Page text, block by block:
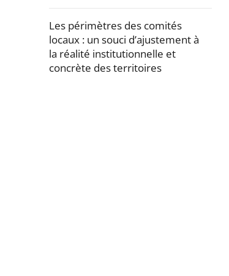
Les périmètres des comités
locaux : un souci d’ajustement à
la réalité institutionnelle et
concrète des territoires